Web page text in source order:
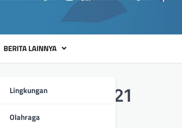
BERITA LAINNYA
Lingkungan
Olahraga
TMMD ke 121